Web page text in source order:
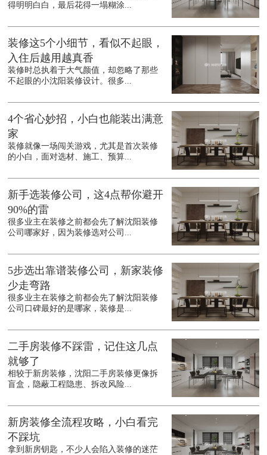
得明明白白，最后花得一塌糊涂...
装修这5个小细节，看似不起眼，
入住后越用越真香
装修时总执着于大气颜值，却忽略了那些
不起眼的小沈阳装修设计。很多...
4个省心妙招，小白也能装出满意
家
装修就像一场闯关游戏，尤其是首次装修
的小白，面对选材、施工、预算...
新手选装修公司，这4点帮你避开
90%的雷
很多业主在装修之前都会先了解沈阳装修
公司哪家好，因为装修选对公司...
5步选出靠谱装修公司，新家装修
少走弯路
很多业主在装修之前都会先了解沈阳装修
公司口碑最好的是哪家，装修是...
二手房装修不踩雷，记住这几点
就够了
相较于新房装修，沈阳二手房装修更像拆
盲盒，隐蔽工程隐患、拆改风险...
新房装修全流程攻略，小白看完
不踩坑
拿到新房钥匙，不少人会陷入装修的迷茫